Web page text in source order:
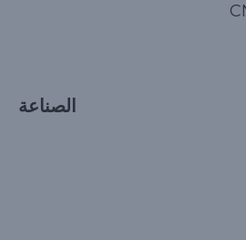
الصناعة